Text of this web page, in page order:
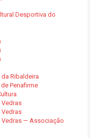
Desportiva do
Ribaldeira
Penafirme
Vedras
Vedras
Vedras — Associação